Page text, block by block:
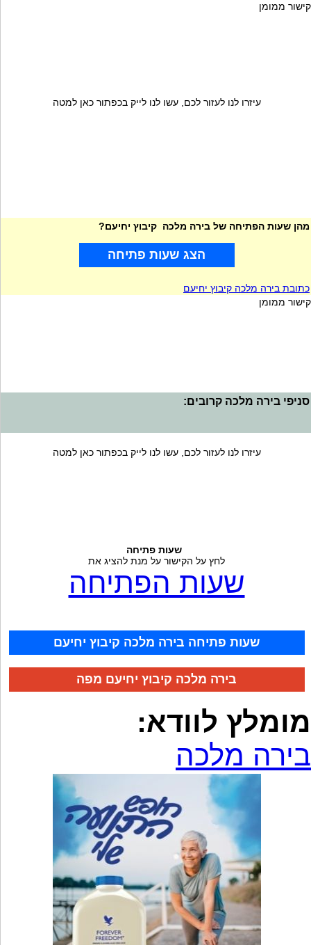
קישור ממומן
עיזרו לנו לעזור לכם, עשו לנו לייק בכפתור כאן למטה
מהן שעות הפתיחה של בירה מלכה קיבוץ יחיעם?
הצג שעות פתיחה
כתובת בירה מלכה קיבוץ יחיעם
קישור ממומן
סניפי בירה מלכה קרובים:
עיזרו לנו לעזור לכם, עשו לנו לייק בכפתור כאן למטה
שעות פתיחה
לחץ על הקישור על מנת להציג את
שעות הפתיחה
שעות פתיחה בירה מלכה קיבוץ יחיעם
בירה מלכה קיבוץ יחיעם מפה
מומלץ לוודא:
בירה מלכה